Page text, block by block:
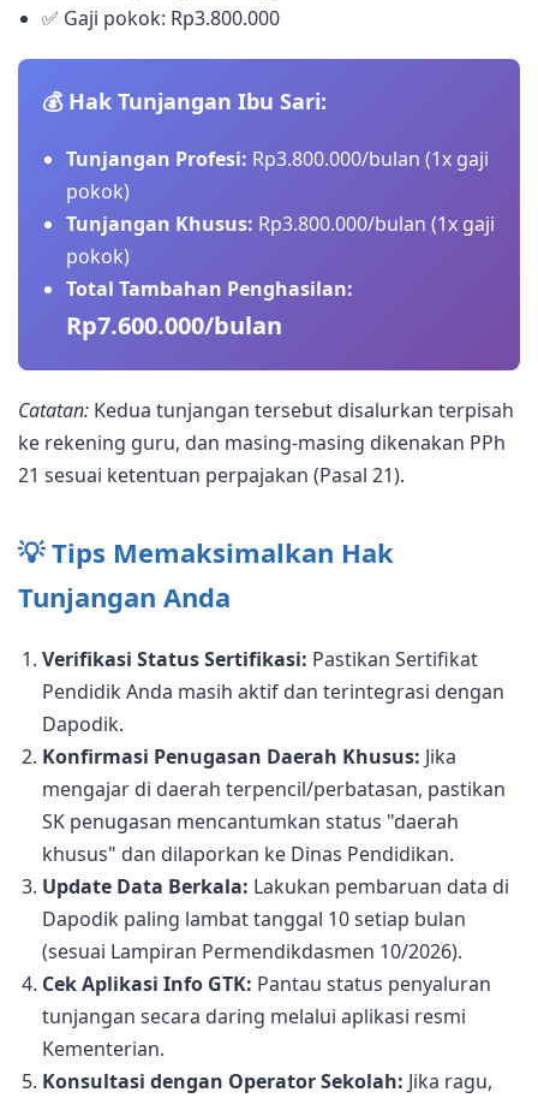
✅ Gaji pokok: Rp3.800.000
💰 Hak Tunjangan Ibu Sari:
Tunjangan Profesi: Rp3.800.000/bulan (1x gaji
pokok)
Tunjangan Khusus: Rp3.800.000/bulan (1x gaji
pokok)
Total Tambahan Penghasilan:
Rp7.600.000/bulan
Catatan: Kedua tunjangan tersebut disalurkan terpisah
ke rekening guru, dan masing-masing dikenakan PPh
21 sesuai ketentuan perpajakan (Pasal 21).
💡 Tips Memaksimalkan Hak
Tunjangan Anda
Verifikasi Status Sertifikasi: Pastikan Sertifikat
Pendidik Anda masih aktif dan terintegrasi dengan
Dapodik.
Konfirmasi Penugasan Daerah Khusus: Jika
mengajar di daerah terpencil/perbatasan, pastikan
SK penugasan mencantumkan status "daerah
khusus" dan dilaporkan ke Dinas Pendidikan.
Update Data Berkala: Lakukan pembaruan data di
Dapodik paling lambat tanggal 10 setiap bulan
(sesuai Lampiran Permendikdasmen 10/2026).
Cek Aplikasi Info GTK: Pantau status penyaluran
tunjangan secara daring melalui aplikasi resmi
Kementerian.
Konsultasi dengan Operator Sekolah: Jika ragu,